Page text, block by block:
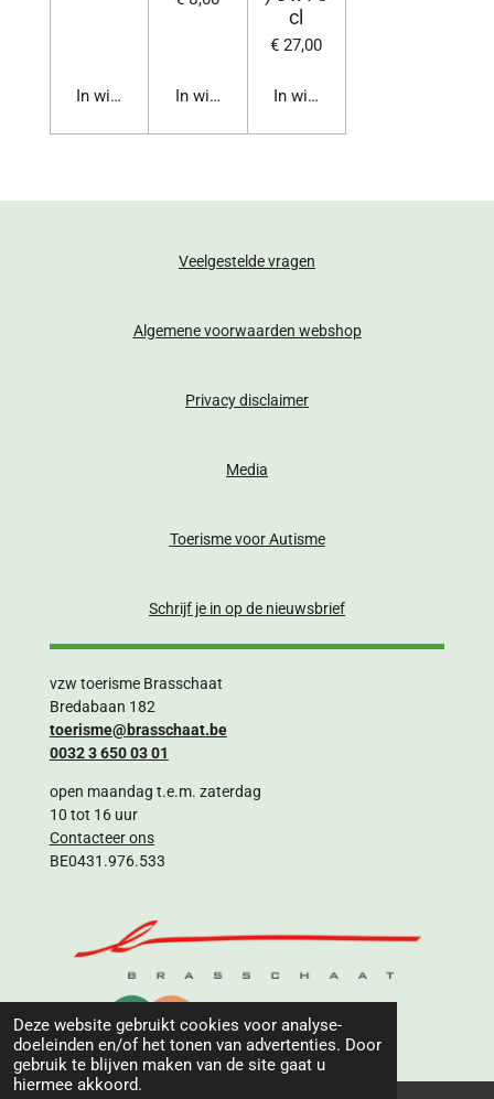
Deze website gebruikt cookies voor analyse-
doeleinden en/of het tonen van advertenties. Door
gebruik te blijven maken van de site gaat u
hiermee akkoord.
In winkelwagenIn winkelwagen
cl
€ 27,00
In winkelwagen
Veelgestelde vragen
Algemene voorwaarden webshop
Privacy disclaimer
Media
Toerisme voor Autisme
Schrijf je in op de nieuwsbrief
vzw toerisme Brasschaat
Bredabaan 182
toerisme@brasschaat.be
0032 3 650 03 01
open maandag t.e.m. zaterdag
10 tot 16 uur
Contacteer ons
BE0431.976.533